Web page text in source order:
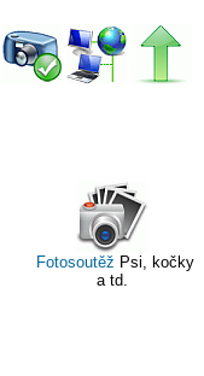
Fotosoutěž Psi, kočky
a td.